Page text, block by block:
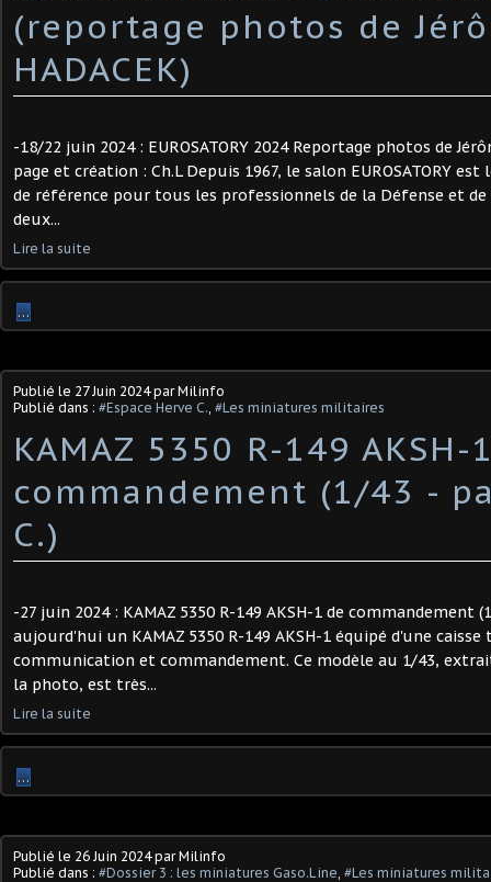
(reportage photos de
HADACEK)
-18/22 juin 2024 : EUROSATORY 2024 Reportage photos de
page et création : Ch.L Depuis 1967, le salon EUROSATORY
de référence pour tous les professionnels de la Défense et de
deux...
Lire la suite
…
Publié le 27 Juin 2024par Milinfo
Publié dans : #Espace Herve C., #Les miniatures militaires
KAMAZ 5350 R-149 AKSH-
commandement (1/43 -
C.) ​
-27 juin 2024 : KAMAZ 5350 R-149 AKSH-1 de commandement
aujourd'hui un KAMAZ 5350 R-149 AKSH-1 équipé d'une caisse
communication et commandement. Ce modèle au 1/43,
la photo, est très...
Lire la suite
…
Publié le 26 Juin 2024par Milinfo
Publié dans : #Dossier 3 : les miniatures Gaso.Line, #Les miniatures